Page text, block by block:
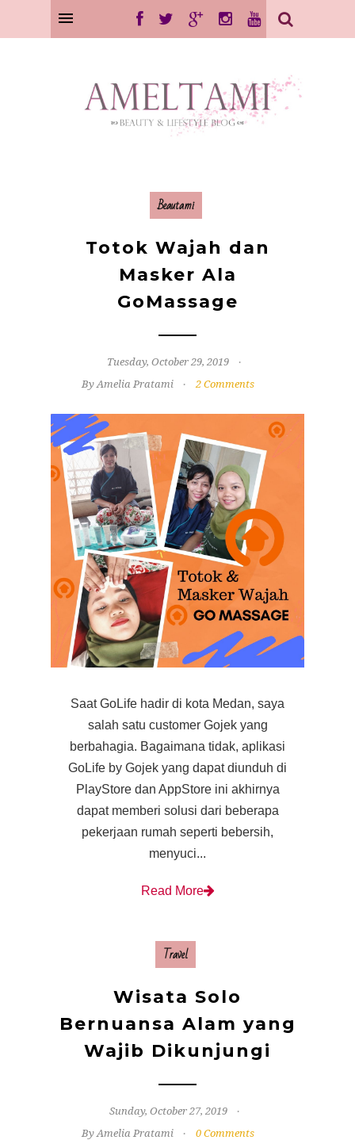
Beautami
Totok Wajah dan
Masker Ala
GoMassage
Tuesday, October 29, 2019
By Amelia Pratami
2 Comments
Saat GoLife hadir di kota Medan, saya
salah satu customer Gojek yang
berbahagia. Bagaimana tidak, aplikasi
GoLife by Gojek yang dapat diunduh di
PlayStore dan AppStore ini akhirnya
dapat memberi solusi dari beberapa
pekerjaan rumah seperti bebersih,
menyuci...
Read More
Travel
Wisata Solo
Bernuansa Alam yang
Wajib Dikunjungi
Sunday, October 27, 2019
By Amelia Pratami
0 Comments